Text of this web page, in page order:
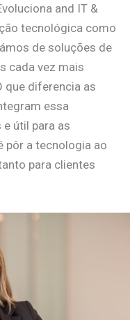
and IT &
tecnológica como
de soluções de
cada vez mais
que diferencia as
essa
útil para as
pôr a tecnologia ao
para clientes